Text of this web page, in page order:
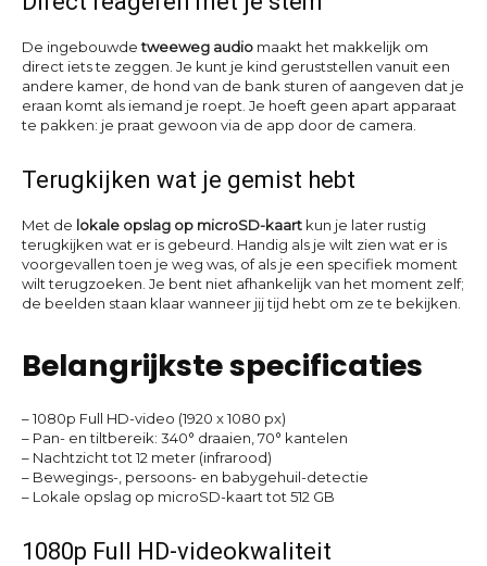
De ingebouwdetweeweg audio maakt het makkelijk om
direct iets te zeggen. Je kunt je kind geruststellen vanuit een
andere kamer, de hond van de bank sturen of aangeven dat je
eraan komt als iemand je roept. Je hoeft geen apart apparaat
te pakken: je praat gewoon via de app door de camera.
Terugkijken wat je gemist hebt
Met de lokale opslag op microSD-kaart kun je later rustig
terugkijken wat er is gebeurd. Handig als je wilt zien wat er is
voorgevallen toen je weg was, of als je een specifiek moment
wilt terugzoeken. Je bent niet afhankelijk van het moment zelf;
de beelden staan klaar wanneer jij tijd hebt om ze te bekijken.
Belangrijkste specificaties
– 1080p Full HD-video (1920 x 1080 px)
– Pan- en tiltbereik: 340° draaien, 70° kantelen
– Nachtzicht tot 12 meter (infrarood)
– Bewegings-, persoons- en babygehuil-detectie
– Lokale opslag op microSD-kaart tot 512 GB
1080p Full HD-videokwaliteit